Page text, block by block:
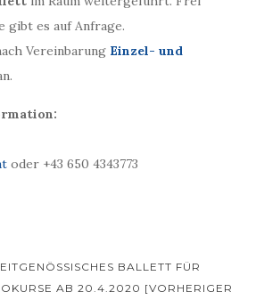
gibt es auf Anfrage.
Vereinbarung Einzel- und
oder +43 650 4343773
BALLETT FÜR
AB 20.4.2020 [VORHERIGER